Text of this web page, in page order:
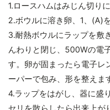
1.ロースハムはみじん切りに
2.ボウルに溶き卵、1、(A)
3.耐熱ボウルにラップを敷
んわりと閉じ、500Wの電
す。卵が固まったら電子レ
ーパーで包み、形を整えま
4.ラップをはがし、器に盛
セリを散らしたら出来上が